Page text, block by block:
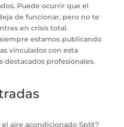
Puede ocurrir que el
de funcionar, pero no te
en crisis total.
estamos publicando
vinculados con esta
destacados profesionales.
aire acondicionado Split?